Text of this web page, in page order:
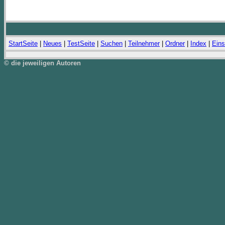
StartSeite Neues TestSeite Suchen Teilnehmer| Ordner| Index
© die jeweiligen Autoren